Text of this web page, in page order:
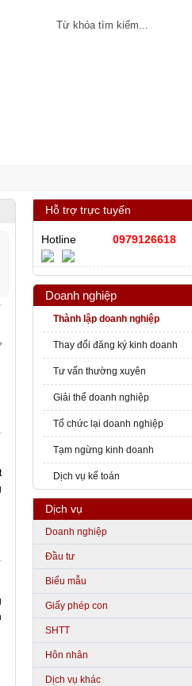
Hỗ trợ trực tuyến
Hotline 0979126618
Doanh nghiệp
Thành lập doanh nghiệp
Thay đổi đăng ký kinh doanh
Tư vấn thường xuyên
Giải thể doanh nghiệp
Tổ chức lại doanh nghiệp
Tạm ngừng kinh doanh
Dịch vụ kế toán
Dịch vụ
Doanh nghiệp
Đầu tư
Biểu mẫu
Giấy phép con
SHTT
Hôn nhân
Dịch vụ khác